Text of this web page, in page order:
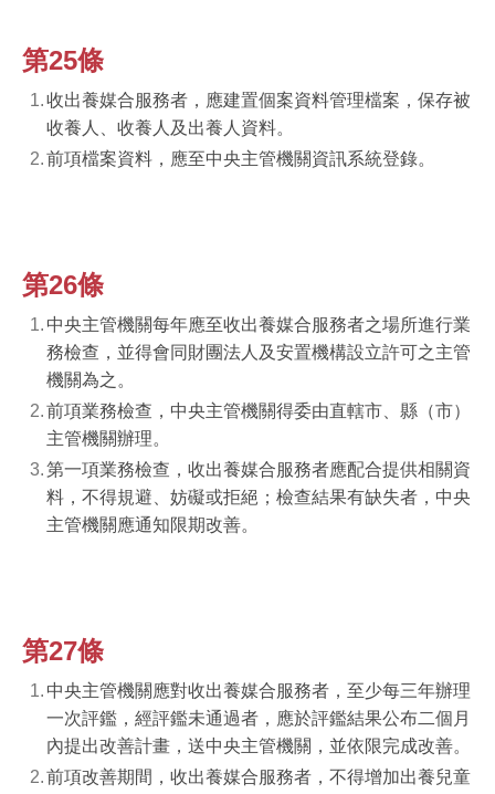
第25條
收出養媒合服務者，應建置個案資料管理檔案，保存被
收養人、收養人及出養人資料。
前項檔案資料，應至中央主管機關資訊系統登錄。
第26條
中央主管機關每年應至收出養媒合服務者之場所進行業
務檢查，並得會同財團法人及安置機構設立許可之主管
機關為之。
前項業務檢查，中央主管機關得委由直轄市、縣（市）
主管機關辦理。
第一項業務檢查，收出養媒合服務者應配合提供相關資
料，不得規避、妨礙或拒絕；檢查結果有缺失者，中央
主管機關應通知限期改善。
第27條
中央主管機關應對收出養媒合服務者，至少每三年辦理
一次評鑑，經評鑑未通過者，應於評鑑結果公布二個月
內提出改善計畫，送中央主管機關，並依限完成改善。
前項改善期間，收出養媒合服務者，不得增加出養兒童